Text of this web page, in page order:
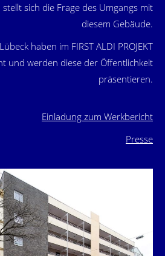
sich die Frage des Umgangs mit
diesem Gebäude.
haben im FIRST ALDI PROJEKT
und werden diese der Öffentlichkeit
präsentieren.
Einladung zum Werkbericht
Presse